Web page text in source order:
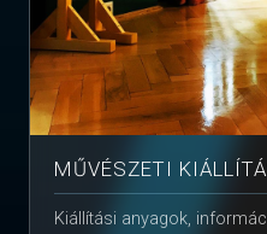
MŰVÉSZETI
Kiállítási anyagok,